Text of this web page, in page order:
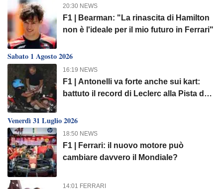
20:30 NEWS
F1 | Bearman: "La rinascita di Hamilton
non è l'ideale per il mio futuro in Ferrari"
Sabato 1 Agosto 2026
16:19 NEWS
F1 | Antonelli va forte anche sui kart:
battuto il record di Leclerc alla Pista dei
Venerdì 31 Luglio 2026
18:50 NEWS
F1 | Ferrari: il nuovo motore può
cambiare davvero il Mondiale?
14:01 FERRARI